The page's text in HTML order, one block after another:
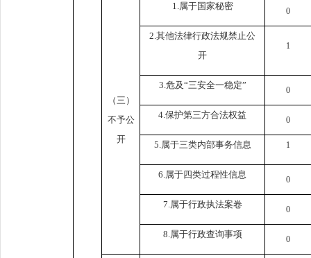
（三）
不予公
开
1.属于国家秘密 0
2.其他法律行政法规禁止公
开
1
3.危及“三安全一稳定” 0
4.保护第三方合法权益 0
5.属于三类内部事务信息 1
6.属于四类过程性信息 0
7.属于行政执法案卷 0
8.属于行政查询事项 0